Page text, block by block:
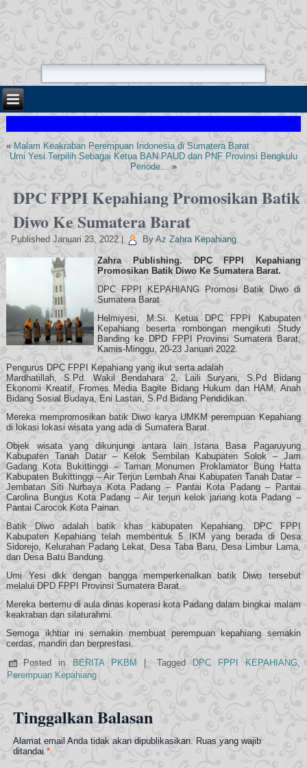
« Malam Keakraban Perempuan Indonesia di Sumatera Barat
Umi Yesi Terpilih Sebagai Ketua BAN PAUD dan PNF Provinsi Bengkulu
Periode… »
DPC FPPI Kepahiang Promosikan Batik
Diwo Ke Sumatera Barat
Published Januari 23, 2022 By Az Zahra Kepahiang
Zahra Publishing. DPC FPPI Kepahiang
Promosikan Batik Diwo Ke Sumatera Barat.
DPC FPPI KEPAHIANG Promosi Batik Diwo di
Sumatera Barat
Helmiyesi, M.Si. Ketua DPC FPPI Kabupaten
Kepahiang beserta rombongan mengikuti Study
Banding ke DPD FPPI Provinsi Sumatera Barat,
Kamis-Minggu, 20-23 Januari 2022.
Pengurus DPC FPPI Kepahiang yang ikut serta adalah
Mardhatillah, S.Pd. Wakil Bendahara 2, Laili Suryani, S.Pd Bidang
Ekonomi Kreatif, Fromes Media Bagite Bidang Hukum dan HAM, Anah
Bidang Sosial Budaya, Eni Lastari, S.Pd Bidang Pendidikan.
Mereka mempromosikan batik Diwo karya UMKM perempuan Kepahiang
di lokasi lokasi wisata yang ada di Sumatera Barat.
Objek wisata yang dikunjungi antara lain Istana Basa Pagaruyung
Kabupaten Tanah Datar – Kelok Sembilan Kabupaten Solok – Jam
Gadang Kota Bukittinggi – Taman Monumen Proklamator Bung Hatta
Kabupaten Bukittinggi – Air Terjun Lembah Anai Kabupaten Tanah Datar –
Jembatan Siti Nurbaya Kota Padang – Pantai Kota Padang – Pantai
Carolina Bungus Kota Padang – Air terjun kelok jariang kota Padang –
Pantai Carocok Kota Painan.
Batik Diwo adalah batik khas kabupaten Kepahiang. DPC FPPI
Kabupaten Kepahiang telah membentuk 5 IKM yang berada di Desa
Sidorejo, Kelurahan Padang Lekat, Desa Taba Baru, Desa Limbur Lama,
dan Desa Batu Bandung.
Umi Yesi dkk dengan bangga memperkenalkan batik Diwo tersebut
melalui DPD FPPI Provinsi Sumatera Barat.
Mereka bertemu di aula dinas koperasi kota Padang dalam bingkai malam
keakraban dan silaturahmi.
Semoga ikhtiar ini semakin membuat perempuan kepahiang semakin
cerdas, mandiri dan berprestasi.
Posted in
BERITA PKBM Tagged DPC FPPI KEPAHIANG,
Perempuan Kepahiang
Tinggalkan Balasan
Alamat email Anda tidak akan dipublikasikan. Ruas yang wajib
ditandai*